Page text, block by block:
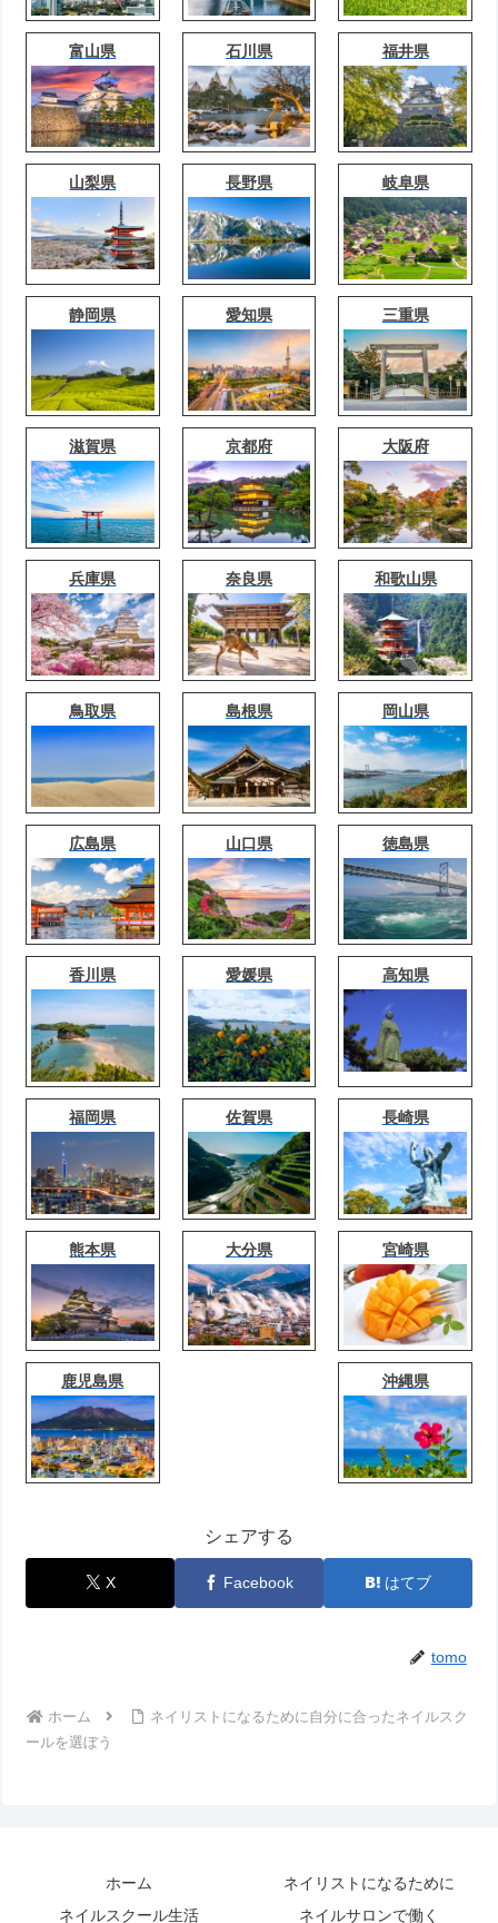
富山県 石川県 福井県
山梨県 長野県 岐阜県
静岡県 愛知県 三重県
滋賀県 京都府 大阪府
兵庫県 奈良県 和歌山県
鳥取県 島根県 岡山県
広島県 山口県 徳島県
香川県 愛媛県 高知県
福岡県 佐賀県 長崎県
熊本県 大分県 宮崎県
鹿児島県 沖縄県
シェアする
X Facebook はてブ
tomo
ホーム
ネイリストになるために自分に合ったネイルスク
ールを選ぼう
ホーム
ネイリストになるために
ネイルスクール生活
ネイルサロンで働く